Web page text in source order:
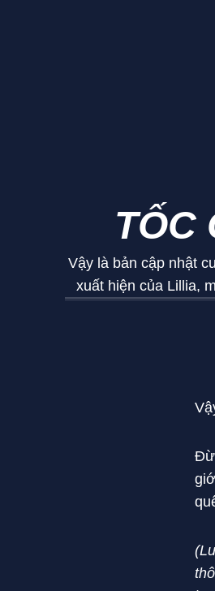
TỐC
Vậy là bản cập nhật
xuất hiện của Lillia,